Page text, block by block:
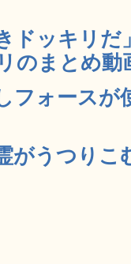
ドッキリ
のまとめ動
フォースが
がうつり